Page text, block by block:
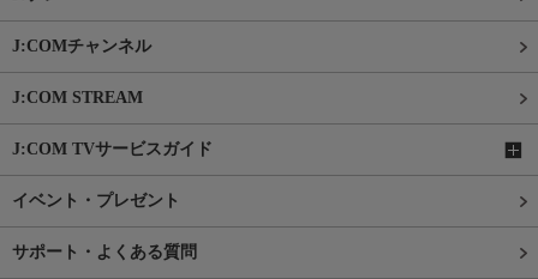
J:COMチャンネル
J:COM STREAM
J:COM TVサービスガイド
イベント・プレゼント
サポート・よくある質問